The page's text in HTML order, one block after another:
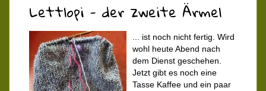
Lettlopi - der zweite Ärmel
... ist noch nicht fertig. Wird
wohl heute Abend nach
dem Dienst geschehen.
Jetzt gibt es noch eine
Tasse Kaffee und ein paar